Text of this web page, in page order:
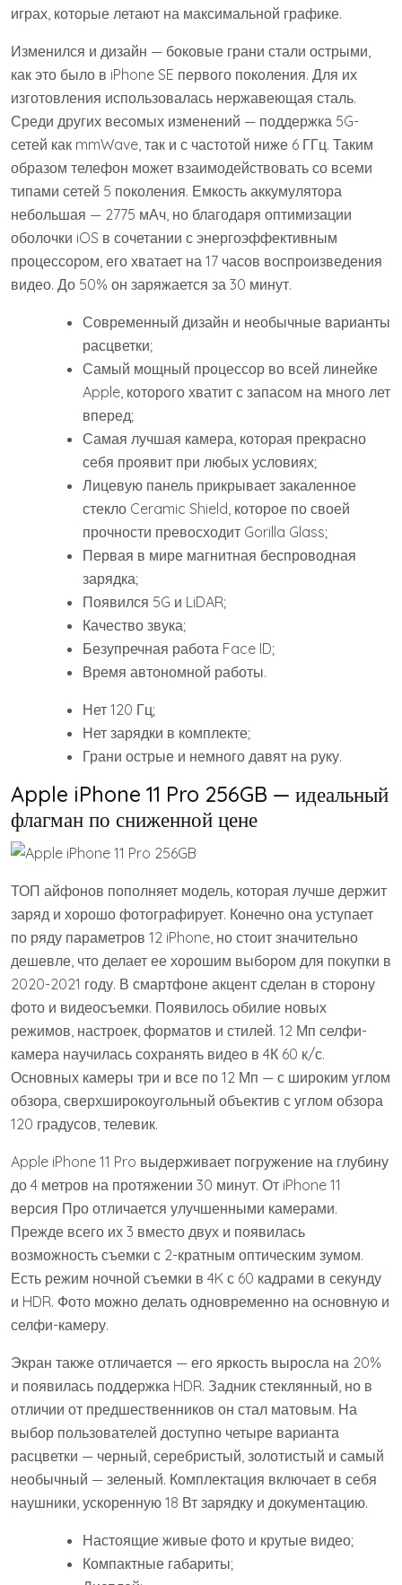
играх, которые летают на максимальной графике.
Изменился и дизайн — боковые грани стали острыми,
как это было в iPhone SE первого поколения. Для их
изготовления использовалась нержавеющая сталь.
Среди других весомых изменений — поддержка 5G-
сетей как mmWave, так и с частотой ниже 6 ГГц. Таким
образом телефон может взаимодействовать со всеми
типами сетей 5 поколения. Емкость аккумулятора
небольшая — 2775 мАч, но благодаря оптимизации
оболочки iOS в сочетании с энергоэффективным
процессором, его хватает на 17 часов воспроизведения
видео. До 50% он заряжается за 30 минут.
Современный дизайн и необычные варианты
расцветки;
Самый мощный процессор во всей линейке
Apple, которого хватит с запасом на много лет
вперед;
Самая лучшая камера, которая прекрасно
себя проявит при любых условиях;
Лицевую панель прикрывает закаленное
стекло Ceramic Shield, которое по своей
прочности превосходит Gorilla Glass;
Первая в мире магнитная беспроводная
зарядка;
Появился 5G и LiDAR;
Качество звука;
Безупречная работа Face ID;
Время автономной работы.
Нет 120 Гц;
Нет зарядки в комплекте;
Грани острые и немного давят на руку.
Apple iPhone 11 Pro 256GB — идеальный
флагман по сниженной цене
ТОП айфонов пополняет модель, которая лучше держит
заряд и хорошо фотографирует. Конечно она уступает
по ряду параметров 12 iPhone, но стоит значительно
дешевле, что делает ее хорошим выбором для покупки в
2020-2021 году. В смартфоне акцент сделан в сторону
фото и видеосъемки. Появилось обилие новых
режимов, настроек, форматов и стилей. 12 Мп селфи-
камера научилась сохранять видео в 4К 60 к/с.
Основных камеры три и все по 12 Мп — с широким углом
обзора, сверхширокоугольный объектив с углом обзора
120 градусов, телевик.
Apple iPhone 11 Pro выдерживает погружение на глубину
до 4 метров на протяжении 30 минут. От iPhone 11
версия Про отличается улучшенными камерами.
Прежде всего их 3 вместо двух и появилась
возможность съемки с 2-кратным оптическим зумом.
Есть режим ночной съемки в 4K с 60 кадрами в секунду
и HDR. Фото можно делать одновременно на основную и
селфи-камеру.
Экран также отличается — его яркость выросла на 20%
и появилась поддержка HDR. Задник стеклянный, но в
отличии от предшественников он стал матовым. На
выбор пользователей доступно четыре варианта
расцветки — черный, серебристый, золотистый и самый
необычный — зеленый. Комплектация включает в себя
наушники, ускоренную 18 Вт зарядку и документацию.
Настоящие живые фото и крутые видео;
Компактные габариты;